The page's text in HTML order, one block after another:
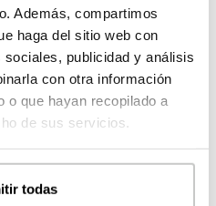
Además, compartimos
haga del sitio web con
publicidad y análisis
con otra información
o que hayan recopilado a
de sus servicios.
todas
m2
m²
m2
m2